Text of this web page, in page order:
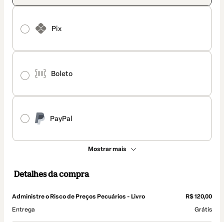
Pix
Boleto
PayPal
Mostrar mais
Detalhes da compra
Administre o Risco de Preços Pecuários - Livro
R$ 120,00
Entrega
Grátis